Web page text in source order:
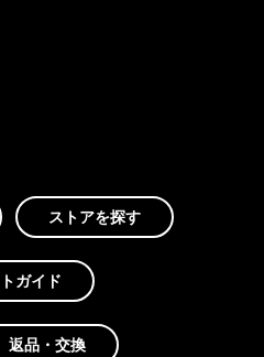
ストアを探す
ガイド
返品・交換